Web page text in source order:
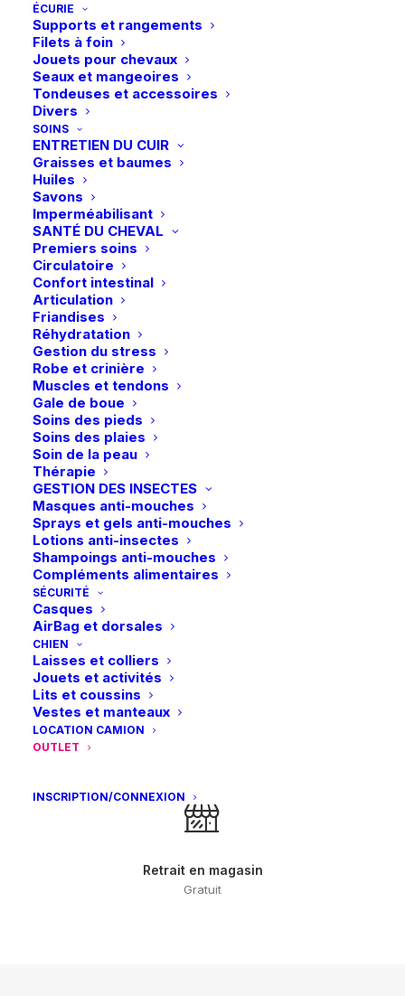
ÉCURIE
Supports et rangements
Filets à foin
Jouets pour chevaux
Seaux et mangeoires
Tondeuses et accessoires
Divers
SOINS
ENTRETIEN DU CUIR
Graisses et baumes
Huiles
Savons
Imperméabilisant
SANTÉ DU CHEVAL
Premiers soins
Circulatoire
Confort intestinal
Articulation
Friandises
Réhydratation
Gestion du stress
Robe et crinière
Muscles et tendons
Gale de boue
Soins des pieds
Soins des plaies
Soin de la peau
Thérapie
GESTION DES INSECTES
Masques anti-mouches
Sprays et gels anti-mouches
Lotions anti-insectes
Shampoings anti-mouches
Compléments alimentaires
SÉCURITÉ
Casques
AirBag et dorsales
CHIEN
Laisses et colliers
Jouets et activités
Lits et coussins
Vestes et manteaux
LOCATION CAMION
OUTLET
INSCRIPTION/CONNEXION
CHOIX DES OPTIONS
Ce
produit
a
plusieurs
variations.
Les
options
peuvent
être
choisies
sur
la
page
du
produit
Ungula | Loco+
Chondroitine
Livraison gratuite dès 99€
Retours et échanges
Retrait en magasin
Gratuit